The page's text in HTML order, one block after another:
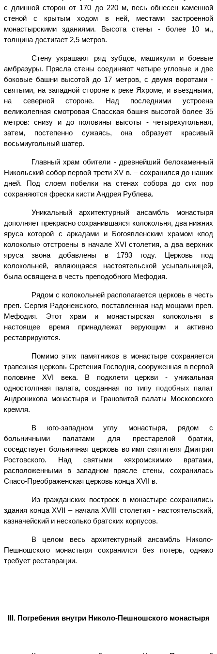
с длинной сторон от 170 до 220 м, весь обнесен каменной
стеной с крытым ходом в ней, местами застроенной
монастырскими зданиями. Высота стены - более 10 м.,
толщина достигает 2,5 метров.
Стену украшают ряд зубцов, машикули и боевые
амбразуры. Прясла стены соединяют четыре угловые и две
боковые башни высотой до 17 метров, с двумя воротами -
святыми, на западной стороне к реке Яхроме, и въездными,
на северной стороне. Над последними устроена
великолепная смотровая Спасская башня высотой более 35
метров: снизу и до половины высоты - четырехугольная,
затем, постепенно сужаясь, она образует красивый
восьмиугольный шатер.
Главный храм обители - древнейший белокаменный
Никольский собор первой трети XV в. – сохранился до наших
дней. Под слоем побелки на стенах собора до сих пор
сохраняются фрески кисти Андрея Рублева.
Уникальный архитектурный ансамбль монастыря
дополняет прекрасно сохранившаяся колокольня, два нижних
яруса которой с аркадами и Богоявленским храмом «под
колоколы» отстроены в начале XVI столетия, а два верхних
яруса звона добавлены в 1793 году. Церковь под
колокольней, являющаяся настоятельской усыпальницей,
была освящена в честь преподобного Мефодия.
Рядом с колокольней располагается церковь в честь
преп. Сергия Радонежского, поставленная над мощами преп.
Мефодия. Этот храм и монастырская колокольня в
настоящее время принадлежат верующим и активно
реставрируются.
Помимо этих памятников в монастыре сохраняется
трапезная церковь Сретения Господня, сооруженная в первой
половине XVI века. В подклети церкви - уникальная
одностолпная палата, созданная по типу подобных палат
Андроникова монастыря и Грановитой палаты Московского
кремля.
В юго-западном углу монастыря, рядом с
больничными палатами для престарелой братии,
соседствует больничная церковь во имя святителя Дмитрия
Ростовского. Над святыми «яхромскими» вратами,
расположенными в западном прясле стены, сохранилась
Спасо-Преображенская церковь конца XVII в.
Из гражданских построек в монастыре сохранились
здания конца XVII – начала XVIII столетия - настоятельский,
казначейский и несколько братских корпусов.
В целом весь архитектурный ансамбль Николо-
Пешношского монастыря сохранился без потерь, однако
требует реставрации.
. Погребения внутри Николо-Пешношского монастыря